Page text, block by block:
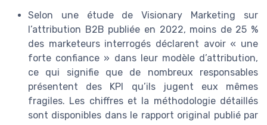
Selon une étude de Visionary Marketing sur
l’attribution B2B publiée en 2022, moins de 25 %
des marketeurs interrogés déclarent avoir « une
forte confiance » dans leur modèle d’attribution,
ce qui signifie que de nombreux responsables
présentent des KPI qu’ils jugent eux mêmes
fragiles. Les chiffres et la méthodologie détaillés
sont disponibles dans le rapport original publié par